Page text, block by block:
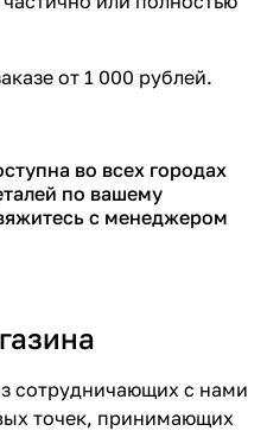
от 1 000 рублей.
во всех городах
по вашему
с менеджером
сотрудничающих с нами
точек, принимающих